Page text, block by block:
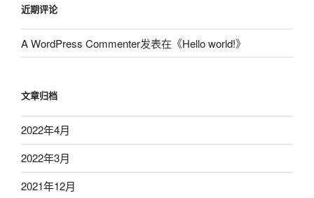
近期评论
A WordPress Commenter发表在《Hello world!》
文章归档
2022年4月
2022年3月
2021年12月